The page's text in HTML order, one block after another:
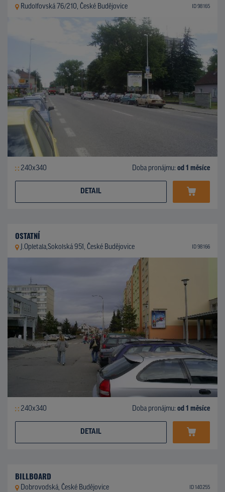
Rudolfovská 76/210, České Budějovice ID 98165
240x340 Doba pronájmu: od 1 měsíce
DETAIL
OSTATNÍ
J.Opletala,Sokolská 951, České Budějovice ID 98166
240x340 Doba pronájmu: od 1 měsíce
DETAIL
BILLBOARD
Dobrovodská, České Budějovice ID 140255